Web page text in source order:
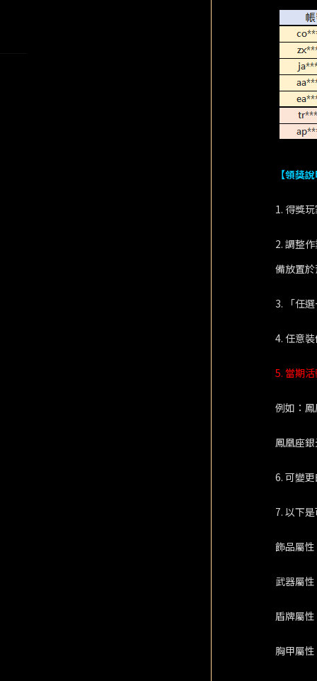
【領獎
1. 得獎
2. 調整
備放置
3. 「任
4. 任意
5. 當期
例如：
鳳凰座
6. 可變
7. 以下
飾品屬
武器屬
盾牌屬
胸甲屬